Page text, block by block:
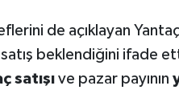
de açıklayan
beklendiğini ifade
satışıve pazar payının